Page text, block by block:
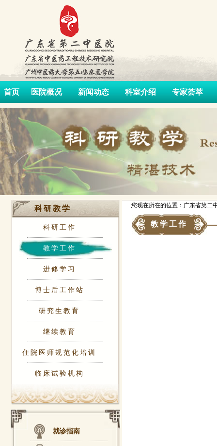
首页 医院概况 新闻动态 科室介绍 专家荟萃
科研教学
科研工作
教学工作
进修学习
博士后工作站
研究生教育
继续教育
住院医师规范化培训
临床试验机构
就诊指南
您现在所在的位置：广东省第二
教学工作